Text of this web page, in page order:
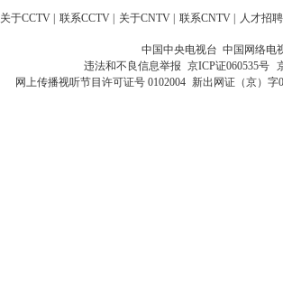
关于CCTV | 联系CCTV | 关于CNTV | 联系CNTV | 人才招聘
中国中央电视台 中国网络电
违法和不良信息举报 京ICP证060535号
网上传播视听节目许可证号 0102004 新出网证（京）